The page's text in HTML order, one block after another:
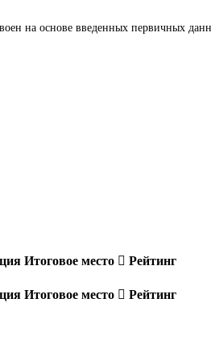
на основе введенных первичных
Итоговое место
Рейтинг
Итоговое место
Рейтинг